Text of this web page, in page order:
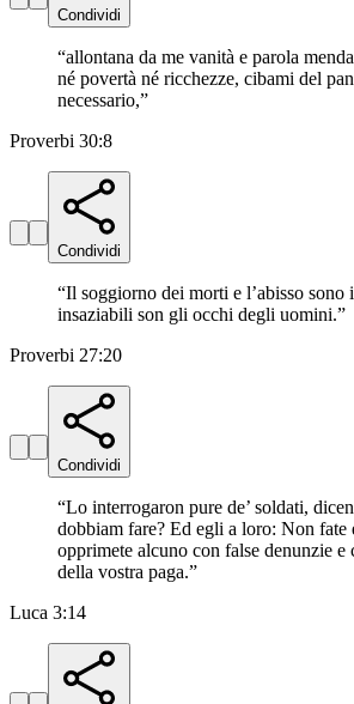
Condividi
“allontana da me vanità e parola
né povertà né ricchezze, cibami del
necessario,”
Proverbi 30:8
Condividi
“Il soggiorno dei morti e l’abisso sono
insaziabili son gli occhi degli uomini.”
Proverbi 27:20
Condividi
“Lo interrogaron pure de’ soldati,
dobbiam fare? Ed egli a loro: Non fate
opprimete alcuno con false denunzie e
della vostra paga.”
Luca 3:14